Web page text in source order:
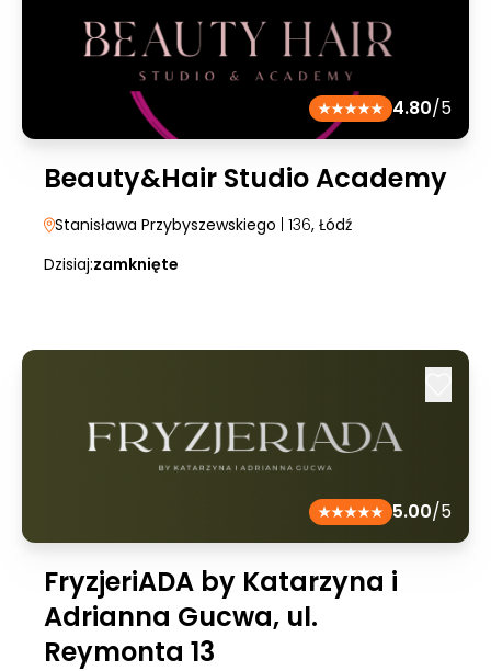
4.80/5
Beauty&Hair Studio Academy
Stanisława Przybyszewskiego | 136, Łódź
Dzisiaj:zamknięte
5.00/5
FryzjeriADA by Katarzyna i
Adrianna Gucwa, ul.
Reymonta 13